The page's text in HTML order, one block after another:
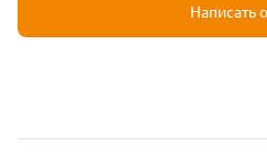
Написать